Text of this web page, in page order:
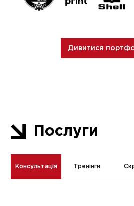
Дивитися
Послуги
Консультація Тренінги